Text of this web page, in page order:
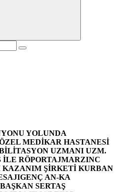
YOLUNDA
MEDİKAR HASTANESİ
UZMANI UZM.
İLE RÖPORTAJMARZINC
ŞİRKETİ KURBAN
GENÇ AN-KA
BAŞKAN SERTAŞ